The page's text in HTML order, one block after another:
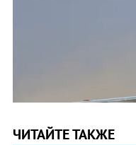
ЧИТАЙТЕ ТАКЖЕ